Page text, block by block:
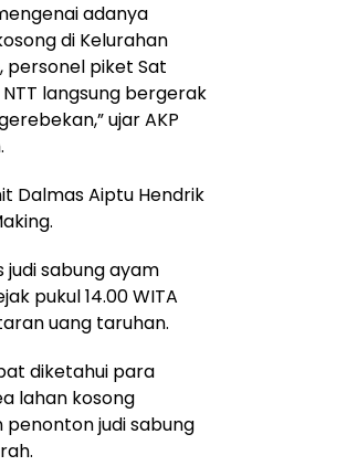
adanya
di Kelurahan
personel piket Sat
langsung bergerak
ujar AKP
Dalmas Aiptu Hendrik
sabung ayam
pukul 14.00 WITA
uang taruhan.
diketahui para
lahan kosong
judi sabung